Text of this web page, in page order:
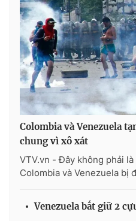
Video
VTV Money
VTV Sức khoẻ
Thị trường 24h
VTV4
VTV9
Colombia và Venezuela
chung vì xô xát
VTV.vn - Đây không phải
Colombia và Venezuela bị
Venezuela bắt giữ 2